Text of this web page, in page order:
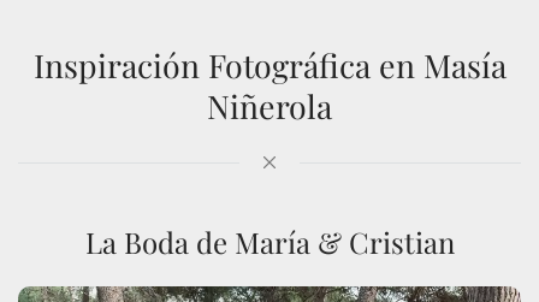
Inspiración Fotográfica en Masía
Niñerola
La Boda de María & Cristian